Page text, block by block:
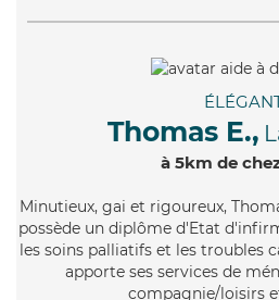
Thomas E.,
à 5km de
Minutieux, gai et rigoureux,
possède un diplôme d'Etat
les soins palliatifs et les troubles
apporte ses services de
compagnie/loisirs